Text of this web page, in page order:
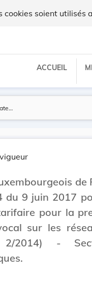
soient utilisés
ACCUEIL
de
du 9 juin 2017
pour la
sur les
2/2014) -